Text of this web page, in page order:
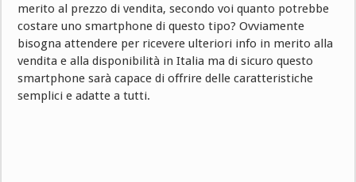
merito al prezzo di vendita, secondo voi quanto potrebbe
costare uno smartphone di questo tipo? Ovviamente
bisogna attendere per ricevere ulteriori info in merito alla
vendita e alla disponibilità in Italia ma di sicuro questo
smartphone sarà capace di offrire delle caratteristiche
semplici e adatte a tutti.